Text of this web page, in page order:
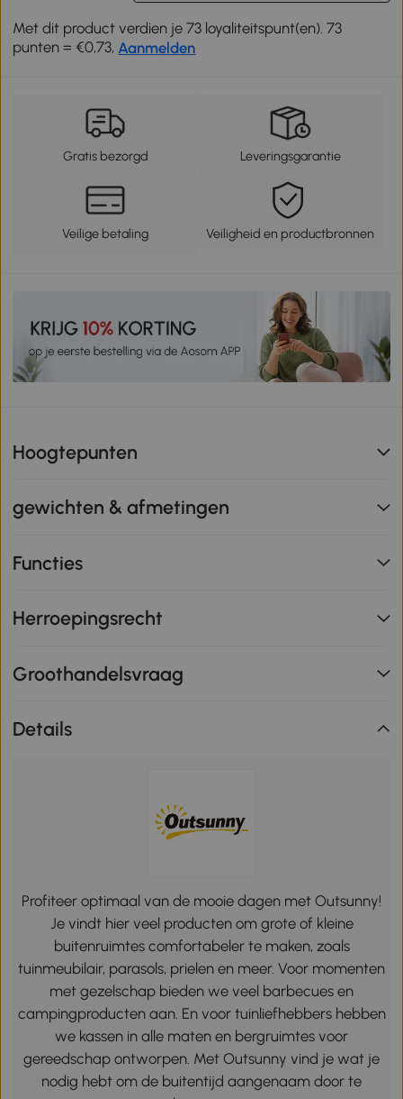
Met dit product verdien je 73 loyaliteitspunt(en). 73
punten = €0,73, Aanmelden
Gratis bezorgd Leveringsgarantie
Veilige betaling Veiligheid en productbronnen
Hoogtepunten
gewichten & afmetingen
Functies
Herroepingsrecht
Groothandelsvraag
Details
Profiteer optimaal van de mooie dagen met Outsunny!
Je vindt hier veel producten om grote of kleine
buitenruimtes comfortabeler te maken, zoals
tuinmeubilair, parasols, prielen en meer. Voor momenten
met gezelschap bieden we veel barbecues en
campingproducten aan. En voor tuinliefhebbers hebben
we kassen in alle maten en bergruimtes voor
gereedschap ontworpen. Met Outsunny vind je wat je
nodig hebt om de buitentijd aangenaam door te